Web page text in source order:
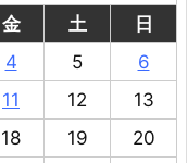
金 土
日
4 5
6
11 12
13
18 19
20